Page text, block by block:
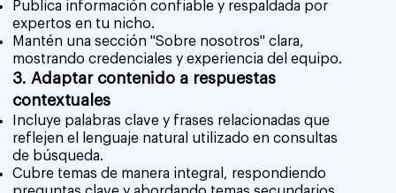
Publica información confiable y respaldada por
expertos en tu nicho.
Mantén una sección "Sobre nosotros" clara,
mostrando credenciales y experiencia del equipo.
3. Adaptar contenido a respuestas
contextuales
Incluye palabras clave y frases relacionadas que
reflejen el lenguaje natural utilizado en consultas
de búsqueda.
Cubre temas de manera integral, respondiendo